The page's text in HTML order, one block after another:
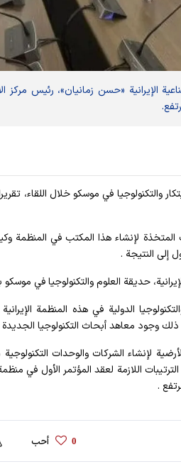
الإيرانية «حسن زمانيان»، رئيس مركز
والتكنولوجيا في موسكو خلال اللقاء،
المتخذة لإنشاء هذا المكتب في المنظمة
إلى النتيجة .
حديقة العلوم والتكنولوجيا في
الدولية في هذه المنظمة
وجود معاهد أبحاث التكنولوجيا
لإنشاء الشركات والوحدات
اللازمة لعقد المؤتمر الأول في
.
0 أحب